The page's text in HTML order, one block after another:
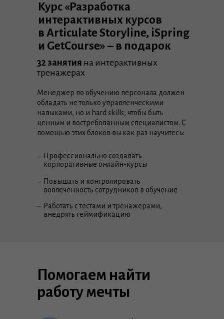
Курс «Разработка
интерактивных курсов
в Articulate Storyline, iSpring
и GetCourse» – в подарок
32 занятия на интерактивных
тренажерах
Менеджер по обучению персонала должен
обладать не только управленческими
навыками, но и hard skills, чтобы быть
ценным и востребованным специалистом. С
помощью этих блоков вы как раз научитесь:
Профессионально создавать
корпоративные онлайн-курсы
Повышать и контролировать
вовлеченность сотрудников в обучение
Работать с тестами и тренажерами,
внедрять геймификацию
–
–
–
Помогаем найти
работу мечты